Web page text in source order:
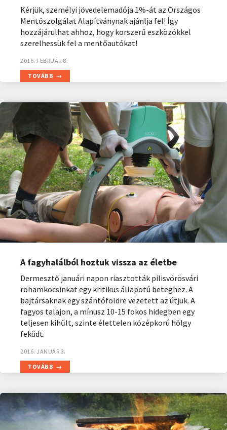
Kérjük, személyi jövedelemadója 1%-át az Országos
Mentőszolgálat Alapítványnak ajánlja fel! Így
hozzájárulhat ahhoz, hogy korszerű eszközökkel
szerelhessük fel a mentőautókat!
TOVÁBB
2016. FEBRUÁR 8.
A fagyhalálból hoztuk vissza az életbe
Dermesztő januári napon riasztották pilisvörösvári
rohamkocsinkat egy kritikus állapotú beteghez. A
bajtársaknak egy szántóföldre vezetett az útjuk. A
fagyos talajon, a mínusz 10-15 fokos hidegben egy
teljesen kihűlt, szinte élettelen középkorú hölgy
feküdt.
TOVÁBB
2016. JANUÁR 3.